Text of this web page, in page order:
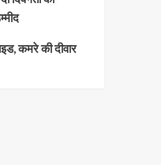
कमरे की दीवार